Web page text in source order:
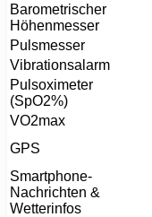
Barometrischer
Höhenmesser
Pulsmesser
Vibrationsalarm
Pulsoximeter
(SpO2%)
VO2max
GPS
Smartphone-
Nachrichten &
Wetterinfos